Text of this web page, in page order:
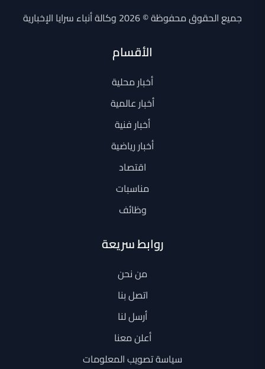
جميع الحقوق محفوظة © 2026 وكالة أنباء سرايا الإخبارية
الأقسام
أخبار محلية
أخبار عالمية
أخبار فنية
أخبار رياضية
اقتصاد
مناسبات
وظائف
روابط سريعة
من نحن
اتصل بنا
أرسل لنا
أعلن معنا
سياسة تصويب المعلومات